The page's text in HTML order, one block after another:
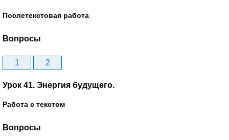
Послетекстовая работа
Вопросы
1 2
Урок 41. Энергия будущего.
Работа с текстом
Вопросы